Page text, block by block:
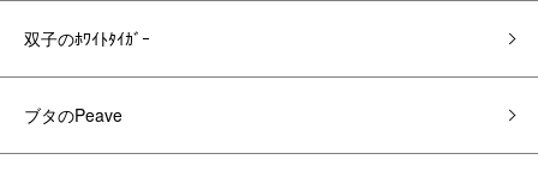
双子のﾎﾜｲﾄﾀｲｶﾞｰ
ブタのPeave